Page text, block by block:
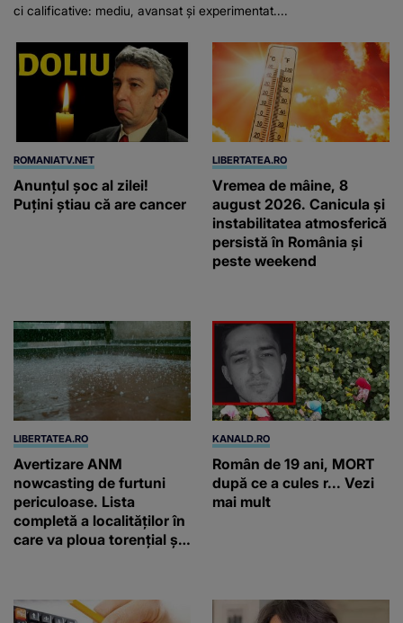
ci calificative: mediu, avansat și experimentat....
ROMANIATV.NET
Anunţul şoc al zilei!
Puţini ştiau că are cancer
LIBERTATEA.RO
Vremea de mâine, 8
august 2026. Canicula și
instabilitatea atmosferică
persistă în România și
peste weekend
LIBERTATEA.RO
Avertizare ANM
nowcasting de furtuni
periculoase. Lista
completă a localităților în
care va ploua torențial și
KANALD.RO
Român de 19 ani, MORT
după ce a cules r... Vezi
mai mult